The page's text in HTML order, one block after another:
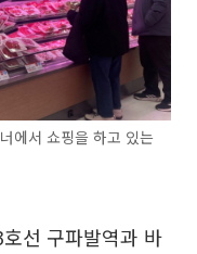
에서 쇼핑을 하고 있는
선 구파발역과 바